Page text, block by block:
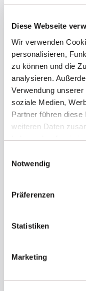
Diese Webseite
Wir verwenden
personalisieren,
zu können und die
analysieren.
Verwendung
soziale Medien,
Partner führen
weiteren Daten
Notwendig
Präferenzen
Statistiken
Marketing
The smarter
23.–25. Juni
Düsseldorf